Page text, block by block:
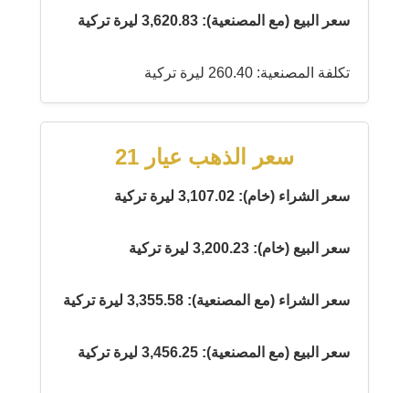
سعر البيع (مع المصنعية): 3,620.83 ليرة تركية
تكلفة المصنعية: 260.40 ليرة تركية
سعر الذهب عيار 21
سعر الشراء (خام): 3,107.02 ليرة تركية
سعر البيع (خام): 3,200.23 ليرة تركية
سعر الشراء (مع المصنعية): 3,355.58 ليرة تركية
سعر البيع (مع المصنعية): 3,456.25 ليرة تركية